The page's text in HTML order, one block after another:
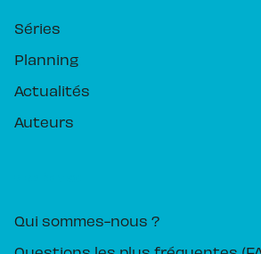
Séries
Planning
Actualités
Auteurs
Qui sommes-nous ?